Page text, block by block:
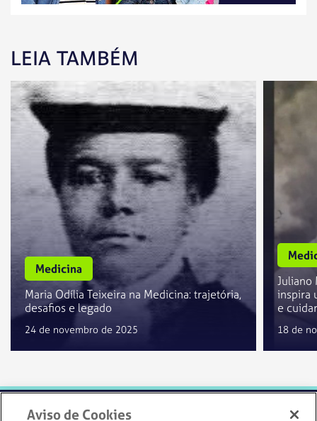
LEIA TAMBÉM
Medicina
Maria Odília Teixeira na Medicina: trajetória,
desafios e legado
24 de novembro de 2025
Juliano
inspira
e cuidar
18 de
Aviso de Cookies